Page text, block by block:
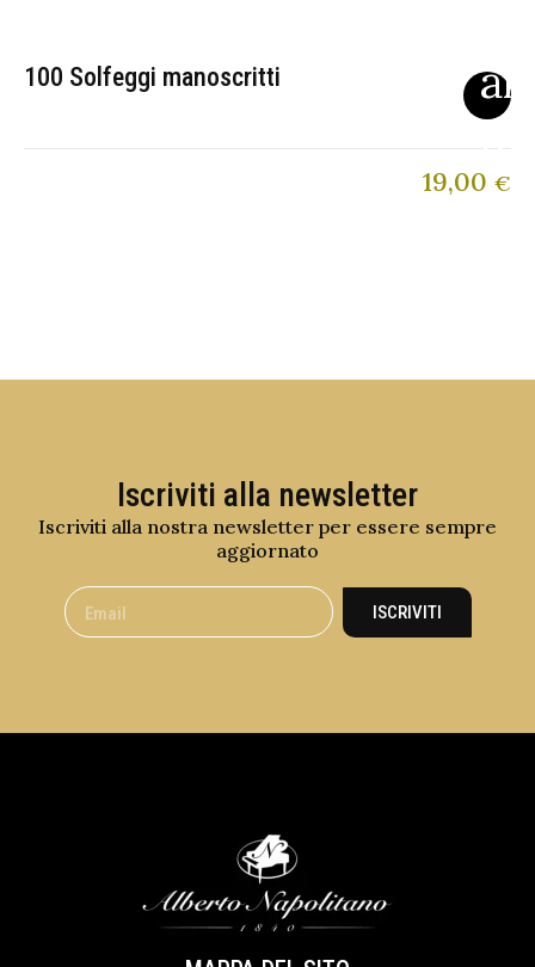
100 Solfeggi manoscritti
19,00 €
Iscriviti alla newsletter
Iscriviti alla nostra newsletter per essere sempre
aggiornato
ISCRIVITI